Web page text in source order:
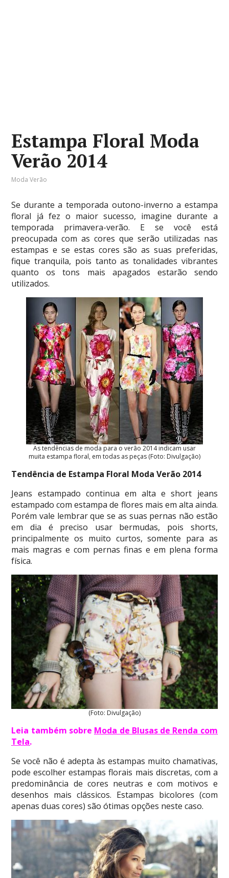
Estampa Floral Moda
Verão 2014
Moda Verão
Se durante a temporada outono-inverno a estampa
floral já fez o maior sucesso, imagine durante a
temporada primavera-verão. E se você está
preocupada com as cores que serão utilizadas nas
estampas e se estas cores são as suas preferidas,
fique tranquila, pois tanto as tonalidades vibrantes
quanto os tons mais apagados estarão sendo
utilizados.
As tendências de moda para o verão 2014 indicam usar
muita estampa floral, em todas as peças (Foto: Divulgação)
Tendência de Estampa Floral Moda Verão 2014
Jeans estampado continua em alta e short jeans
estampado com estampa de flores mais em alta ainda.
Porém vale lembrar que se as suas pernas não estão
em dia é preciso usar bermudas, pois shorts,
principalmente os muito curtos, somente para as
mais magras e com pernas finas e em plena forma
física.
(Foto: Divulgação)
Leia também sobre Moda de Blusas de Renda com
Tela.
Se você não é adepta às estampas muito chamativas,
pode escolher estampas florais mais discretas, com a
predominância de cores neutras e com motivos e
desenhos mais clássicos. Estampas bicolores (com
apenas duas cores) são ótimas opções neste caso.